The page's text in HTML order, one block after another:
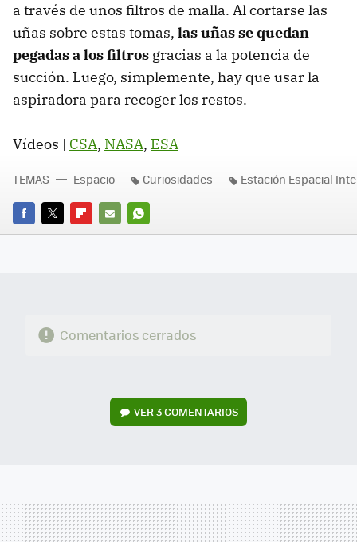
a través de unos filtros de malla. Al cortarse las
uñas sobre estas tomas, las uñas se quedan
pegadas a los filtros gracias a la potencia de
succión. Luego, simplemente, hay que usar la
aspiradora para recoger los restos.
Vídeos | CSA, NASA, ESA
FACEBOOK
TWITTERFLIPBOARD
E-
WHATSAPP
TEMAS Espacio Curiosidades Estación Espacial
Comentarios cerrados
VER3 COMENTARIOS